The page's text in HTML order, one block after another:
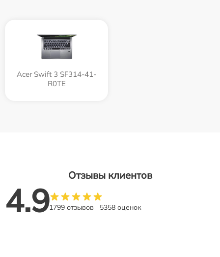
Acer Swift 3 SF314-41-
R0TE
Отзывы клиентов
4.91799 отзывов 5358 оценок